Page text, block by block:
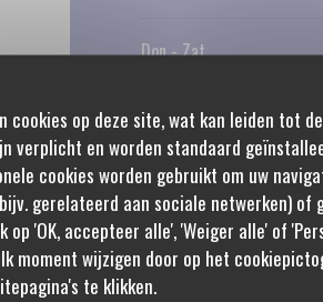
op deze site, wat kan leiden tot
verplicht en worden standaard
cookies worden gebruikt om uw
gerelateerd aan sociale netwerken) of
'OK, accepteer alle', 'Weiger alle' of
moment wijzigen door op het
te klikken.
Don-Zat
Zondag